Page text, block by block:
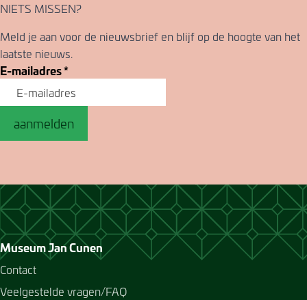
NIETS MISSEN?
Meld je aan voor de nieuwsbrief en blijf op de hoogte van het
laatste nieuws.
E-mailadres*
aanmelden
Museum Jan Cunen
Contact
Veelgestelde vragen/FAQ